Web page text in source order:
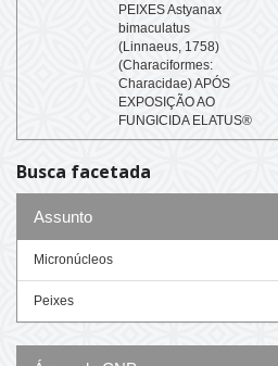
PEIXES Astyanax
bimaculatus
(Linnaeus, 1758)
(Characiformes:
Characidae) APÓS
EXPOSIÇÃO AO
FUNGICIDA ELATUS®
Busca facetada
Assunto
Micronúcleos
Peixes